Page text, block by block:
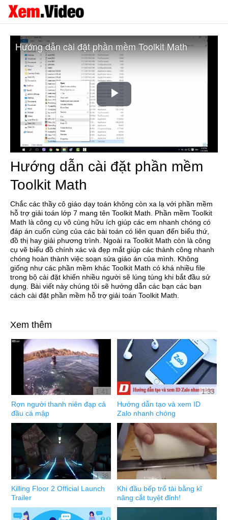
Play
Video
Hướng dẫn cài đặt phần mềm Toolkit Math
Hướng dẫn cài đặt phần mềm
Toolkit Math
Chắc các thầy cô giáo dạy toán không còn xa lạ với phần mềm
hỗ trợ giải toán lớp 7 mang tên Toolkit Math. Phần mềm Toolkit
Math là công cụ vô cùng hữu ích giúp các em nhanh chóng có
đáp án cuốn cùng của các bài toán có liên quan đến biểu thứ,
đồ thị hay giải phương trình. Ngoài ra Toolkit Math còn là công
cụ vẽ biểu đồ chính xác và đẹp mắt giúp các thành công nhanh
chóng hoàn thành việc soạn sửa giáo án của mình. Không
giống như các phần mềm khác Toolkit Math có khá nhiều file
trong bộ cài đặt khiến nhiều người sẽ lúng túng khi bắt đầu sử
dụng. Bài viết này chúng tôi sẽ hướng dẫn các bạn các bạn
cách cài đặt phần mềm hỗ trợ giải toán Toolkit Math.
Xem thêm
1:41
Rợn người thanh niên đạp cả
đầu cá mập
1:33
Hướng dẫn tạo và xem ID
Zalo nhanh chóng
1:38
Killing Floor 2 Official Launch
Trailer
Khi đầu bếp trổ tài bằng kĩ
năng cắt tuyệt đỉnh!